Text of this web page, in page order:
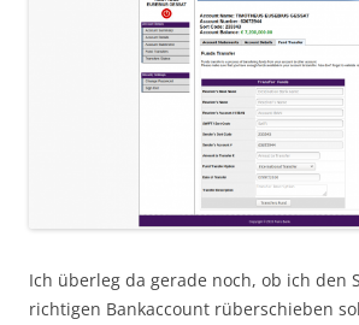
Ich überleg da gerade noch, ob ich den
richtigen Bankaccount rüberschieben